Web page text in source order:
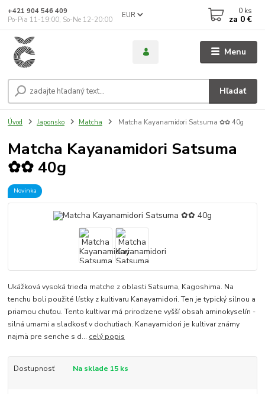
Menu
EUR
Hľadať
+421 904 546 409
Po-Pia 11-19:00, So-Ne 12-20:00
0 ks
za 0 €
Úvod Japonsko Matcha Matcha Kayanamidori Satsuma ✿✿ 40g
Matcha Kayanamidori Satsuma
✿✿ 40g
Novinka
Ukážková vysoká trieda matche z oblasti Satsuma, Kagoshima. Na
tenchu boli použité lístky z kultivaru Kanayamidori. Ten je typický silnou a
priamou chuťou. Tento kultivar má prirodzene vyšší obsah aminokyselín -
silná umami a sladkosť v dochutiach. Kanayamidori je kultivar známy
najmä pre senche s d... celý popis
Dostupnosť Na sklade 15 ks